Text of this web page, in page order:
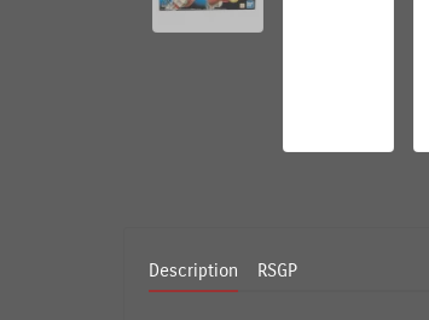
Description RSGP